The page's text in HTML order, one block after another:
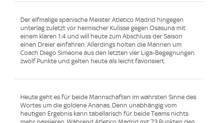
Der elfmalige spanische Meister Atletico Madrid hingegen
unterlag zuletzt vor heimischer Kulisse gegen Osasuna mit
einem klaren 1:4 und will heute zum Abschluss der Saison
einen Dreier einfahren. Allerdings holten die Mannen um
Coach Diego Simeone aus den letzten vier Liga-Begegnungen
zwölf Punkte und gelten heute als leicht favorisiert.
Heute geht es für beide Mannschaften im wahrsten Sinne des
Wortes um die goldene Ananas. Denn unabhängig vom
heutigen Ergebnis kann tabellarisch für beide Teams nichts